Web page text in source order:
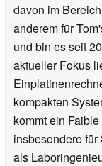
davon im
anderem für
und bin es seit
aktueller Fokus
kompakten
kommt ein
insbesondere
als